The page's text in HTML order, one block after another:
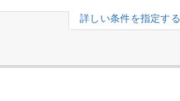
詳しい条件を指定する